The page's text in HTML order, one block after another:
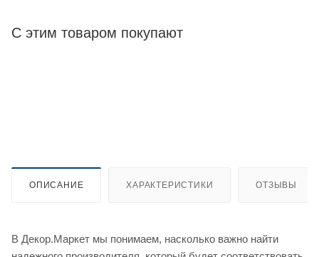
С этим товаром покупают
ОПИСАНИЕ ХАРАКТЕРИСТИКИ ОТЗЫВЫ
В Декор.Маркет мы понимаем, насколько важно найти